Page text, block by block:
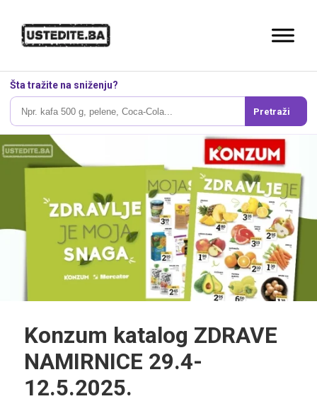
Šta tražite na sniženju?
Pretraži
Konzum katalog ZDRAVE
NAMIRNICE 29.4-
12.5.2025.